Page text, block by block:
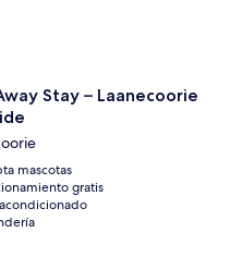
Stay – Laanecoorie
mascotas
gratis